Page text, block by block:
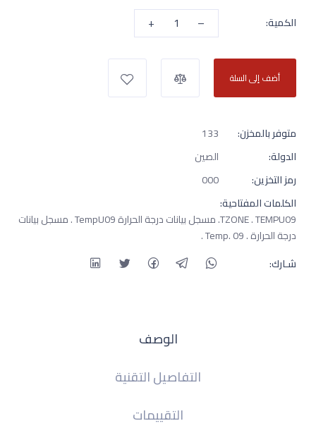
الكمية:
–
+
أضف إلى السلة
متوفر بالمخزن:
133
الدولة:
الصين
رمز التخزين:
000
الكلمات المفتاحية:
TZONE . TEMPU09. مسجل بيانات درجة الحرارة TempU09 . مسجل بيانات
درجة الحرارة . 09 .Temp .
شـارك:
الوصف
التفاصيل التقنية
التقييمات